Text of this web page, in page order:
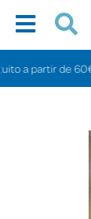
partir de 60€